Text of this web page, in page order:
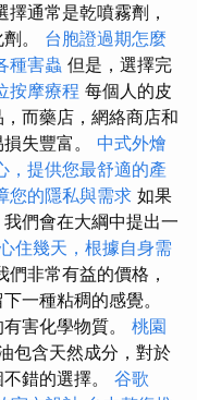
通常是乾噴霧劑，
。 台胞證過期怎麼
種害蟲 但是，選擇完
按摩療程 每個人的皮
而藥店，網絡商店和
失豐富。 中式外燴
，提供您最舒適的產
您的隱私與需求 如果
們會在大綱中提出一
住幾天，根據自身需
非常有益的價格，
一種粘稠的感覺。
害化學物質。 桃園
包含天然成分，對於
錯的選擇。 谷歌